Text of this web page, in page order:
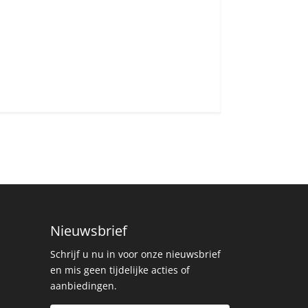
Nieuwsbrief
Schrijf u nu in voor onze nieuwsbrief
en mis geen tijdelijke acties of
aanbiedingen.